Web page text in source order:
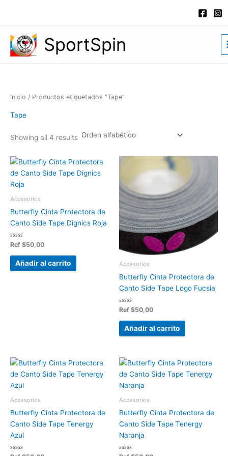
contenido
SportSpin
Inicio / Productos etiquetados “Tape”
Tape
Showing all 4 results
Accesorios
Butterfly Cinta Protectora de
Canto Side Tape Dignics Roja
Valorado
0
Ref $50,00
Añadir al carrito Accesorios
Butterfly Cinta Protectora de
Canto Side Tape Logo Fucsia
Valorado
0
Ref $50,00
Añadir al carrito
Accesorios
Butterfly Cinta Protectora de
Canto Side Tape Tenergy
Azul
Accesorios
Butterfly Cinta Protectora de
Canto Side Tape Tenergy
Naranja